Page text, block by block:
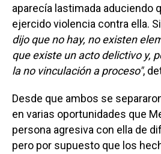
aparecía lastimada aduciendo
ejercido violencia contra ella.
dijo que no hay, no existen
que existe un acto delictivo y,
la no vinculación a proceso",
Desde que ambos se
en varias oportunidades que
persona agresiva con ella de
pero por supuesto que los